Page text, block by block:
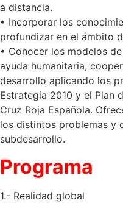
a distancia.
• Incorporar los
profundizar en el ámbito
• Conocer los modelos
ayuda humanitaria,
desarrollo aplicando los
Estrategia 2010 y el Plan
Cruz Roja Española.
los distintos problemas y
subdesarrollo.
Programa
1.- Realidad global